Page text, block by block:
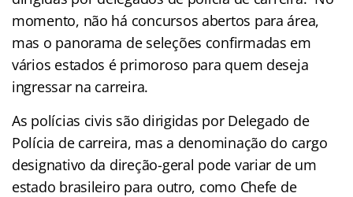
momento, não há concursos abertos para área,
mas o panorama de seleções confirmadas em
vários estados é primoroso para quem deseja
ingressar na carreira.
As polícias civis são dirigidas por Delegado de
Polícia de carreira, mas a denominação do cargo
designativo da direção-geral pode variar de um
estado brasileiro para outro, como Chefe de